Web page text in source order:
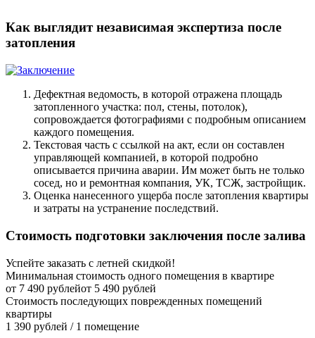
Как выглядит независимая экспертиза после
затопления
Дефектная ведомость, в которой отражена площадь
затопленного участка: пол, стены, потолок),
сопровождается фотографиями с подробным описанием
каждого помещения.
Текстовая часть с ссылкой на акт, если он составлен
управляющей компанией, в которой подробно
описывается причина аварии. Им может быть не только
сосед, но и ремонтная компания, УК, ТСЖ, застройщик.
Оценка нанесенного ущерба после затопления квартиры
и затраты на устранение последствий.
Стоимость подготовки заключения после залива
Успейте заказать с летней скидкой!
Минимальная стоимость одного помещения в квартире
от 7 490 рублейот 5 490 рублей
Стоимость последующих поврежденных помещений
квартиры
1 390 рублей / 1 помещение